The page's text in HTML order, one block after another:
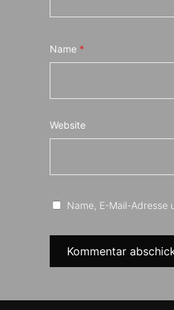
Name *
Website
Name, E-Mail-Adresse